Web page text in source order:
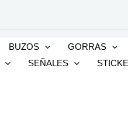
BUZOS
GORRAS
SEÑALES